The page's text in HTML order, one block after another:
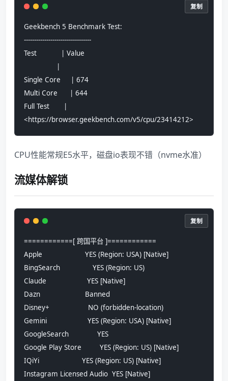
Geekbench 5 Benchmark Test:
---------------------------------
Test            | Value
Single Core     | 674
Multi Core      | 644
Full Test       |
<https://browser.geekbench.com/v5/cpu/23414212>
复制
CPU性能常规E5水平，磁盘io表现不错（nvme水准）
流媒体解锁
============[ 跨国平台 ]============
Apple                     YES (Region: USA) [Native]
BingSearch                YES (Region: US)
Claude                    YES [Native]
Dazn                      Banned
Disney+                   NO (forbidden-location)
Gemini                    YES (Region: USA) [Native]
GoogleSearch              YES
Google Play Store         YES (Region: US) [Native]
IQiYi                     YES (Region: US) [Native]
Instagram Licensed Audio  YES [Native]
复制